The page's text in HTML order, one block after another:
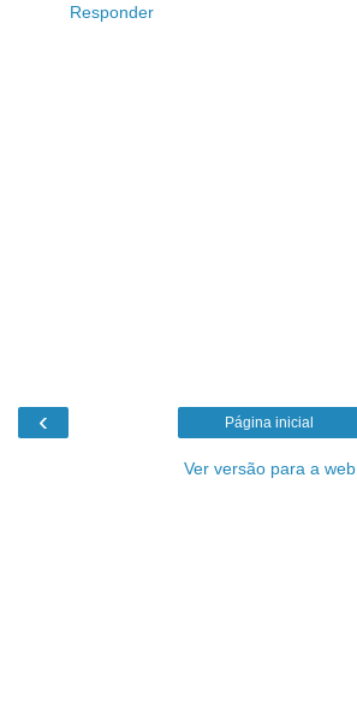
Responder
‹ Página inicial
Ver versão para a web